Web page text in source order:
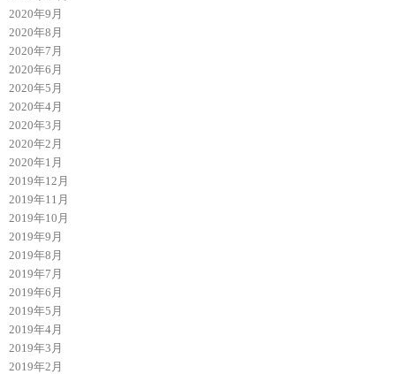
2020年9月
2020年8月
2020年7月
2020年6月
2020年5月
2020年4月
2020年3月
2020年2月
2020年1月
2019年12月
2019年11月
2019年10月
2019年9月
2019年8月
2019年7月
2019年6月
2019年5月
2019年4月
2019年3月
2019年2月